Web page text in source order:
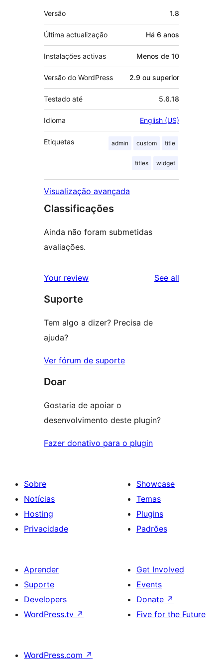
Metadados
Versão 1.8
Última actualização Há 6 anos
Instalações activas Menos de 10
Versão do WordPress 2.9 ou superior
Testado até 5.6.18
Idioma English (US)
Etiquetas admin custom title
titles widget
Visualização avançada
Classificações
Ainda não foram submetidas
avaliações.
Your review See all
Suporte
Tem algo a dizer? Precisa de
ajuda?
Ver fórum de suporte
Doar
Gostaria de apoiar o
desenvolvimento deste plugin?
Fazer donativo para o plugin
Sobre
Notícias
Hosting
Privacidade
Showcase
Temas
Plugins
Padrões
Aprender
Suporte
Developers
WordPress.tv ↗
Get Involved
Events
Donate ↗
Five for the Future
WordPress.com ↗